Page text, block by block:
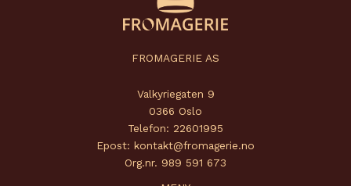
FROMAGERIE AS
Valkyriegaten 9
0366 Oslo
Telefon: 22601995
Epost: kontakt@fromagerie.no
Org.nr. 989 591 673